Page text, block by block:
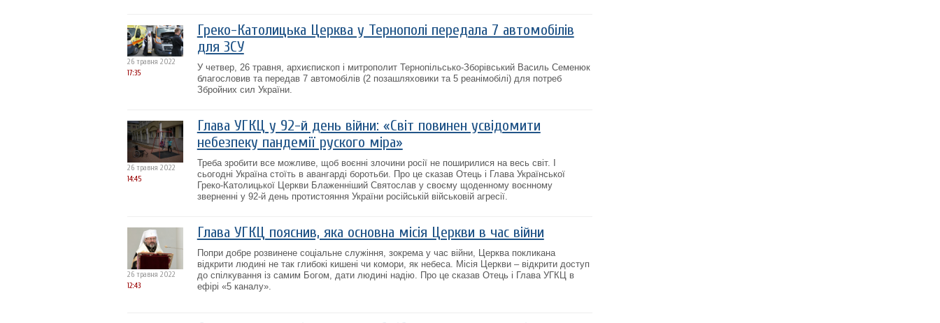
26 травня 2022
17:35
Греко-Католицька Церква у Тернополі передала 7 автомобілів
для ЗСУ
У четвер, 26 травня, архиєпископ і митрополит Тернопільсько-Зборівський Василь Семенюк
благословив та передав 7 автомобілів (2 позашляховики та 5 реанімобілі) для потреб
Збройних сил України.
26 травня 2022
14:45
Глава УГКЦ у 92-й день війни: «Cвіт повинен усвідомити
небезпеку пандемії руского міра»
Треба зробити все можливе, щоб воєнні злочини росії не поширилися на весь світ. І
сьогодні Україна стоїть в авангарді боротьби. Про це сказав Отець і Глава Української
Греко-Католицької Церкви Блаженніший Святослав у своєму щоденному воєнному
зверненні у 92-й день протистояння України російській військовій агресії.
26 травня 2022
12:43
Глава УГКЦ пояснив, яка основна місія Церкви в час війни
Попри добре розвинене соціальне служіння, зокрема у час війни, Церква покликана
відкрити людині не так глибокі кишені чи комори, як небеса. Місія Церкви – відкрити доступ
до спілкування із самим Богом, дати людині надію. Про це сказав Отець і Глава УГКЦ в
ефірі «5 каналу».